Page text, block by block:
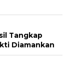
Tangkap
Diamankan